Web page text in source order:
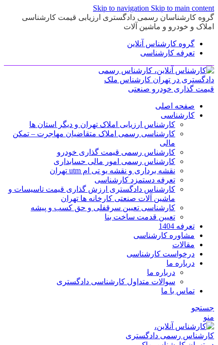
Skip to navigation Skip to main content
گروه کارشناسان رسمی دادگستری ارزیابی قیمت کارشناسی
املاک و خودرو و ماشین آلات
گروه کارشناس آنلاین
تعرفه کارشناسی
صفحه اصلی
کارشناسی
کارشناس ارزیابی املاک تهران و دیگر استان ها
کارشناسی رسمی املاک متقاضیان مهاجرت – تمکن
مالی
کارشناس رسمی قیمت گذاری خودرو
کارشناس رسمی امور مالی حسابداری
نقشه برداری و نقشه یو تی ام utm تهران
تعرفه دستمزد کارشناسی
کارشناس دادگستری ارزش گذاری قیمت تاسیسات و
ماشین آلات صنعتی کارخانه ها تهران
کارشناسی تعیین سرقفلی و حق کسب و پیشه
تعیین قدمت ساخت بنا
تعرفه 1404
مشاوره کارشناسی
مقالات
درخواست کارشناسی
درباره ما
درباره ما
سوالات متداول کارشناسی دادگستری
تماس با ما
جستجو
منو